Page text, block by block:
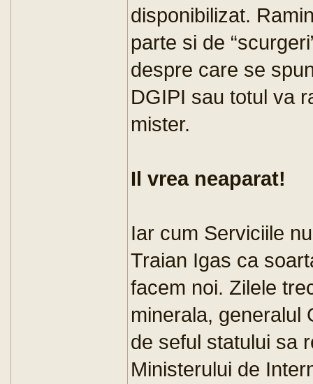
disponibilizat.
parte si de
despre care se
DGIPI sau totul va
mister.
Il vrea neaparat!
Iar cum Serviciile
Traian Igas ca
facem noi. Zilele
minerala, generalul
de seful statului sa
Ministerului de